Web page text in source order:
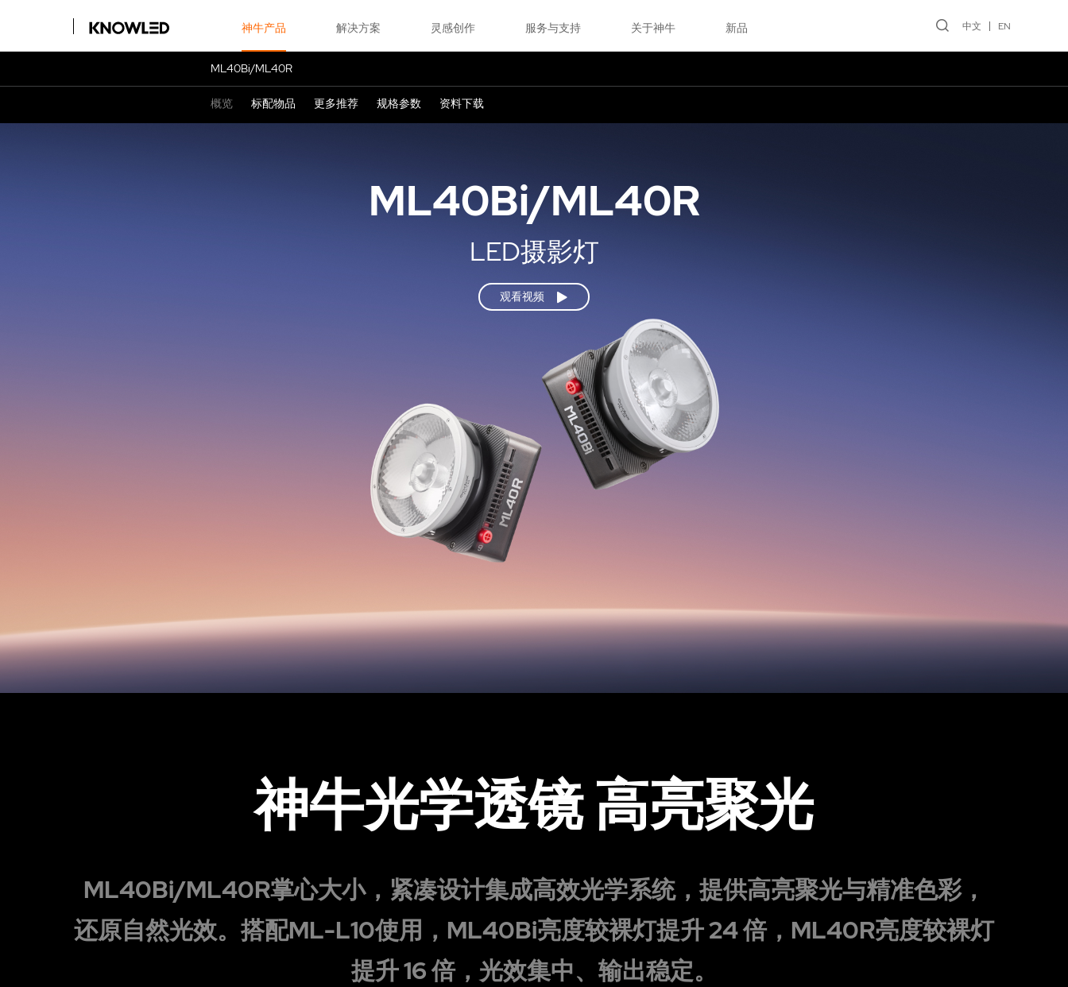
神牛产品 解决方案 灵感创作 服务与支持 关于神牛 新品 中文 EN
ML40Bi/ML40R
LED摄影灯
观看视频
ML40Bi/ML40R
概览 标配物品 更多推荐 规格参数 资料下载
神牛光学透镜 高亮聚光
ML40Bi/ML40R掌心大小，紧凑设计集成高效光学系统，提供高亮聚光与精准色彩，
还原自然光效。搭配ML-L10使用，ML40Bi亮度较裸灯提升 24 倍，ML40R亮度较裸灯
提升 16 倍，光效集中、输出稳定。